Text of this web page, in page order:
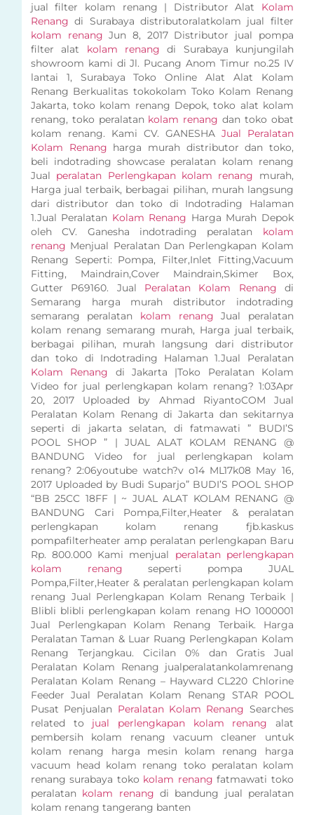
jual filter kolam renang | Distributor Alat Kolam
Renang di Surabaya distributoralatkolam jual filter
kolam renang Jun 8, 2017 Distributor jual pompa
filter alat kolam renang di Surabaya kunjungilah
showroom kami di Jl. Pucang Anom Timur no.25 IV
lantai 1, Surabaya Toko Online Alat Alat Kolam
Renang Berkualitas tokokolam Toko Kolam Renang
Jakarta, toko kolam renang Depok, toko alat kolam
renang, toko peralatankolam renang dan toko obat
kolam renang. Kami CV. GANESHA Jual Peralatan
Kolam Renang harga murah distributor dan toko,
beli indotrading showcase peralatan kolam renang
Jual peralatan Perlengkapan kolam renang murah,
Harga jual terbaik, berbagai pilihan, murah langsung
dari distributor dan toko di Indotrading Halaman
1.Jual Peralatan Kolam Renang Harga Murah Depok
oleh CV. Ganesha indotrading peralatan kolam
renang Menjual Peralatan Dan Perlengkapan Kolam
Renang Seperti: Pompa, Filter,Inlet Fitting,Vacuum
Fitting, Maindrain,Cover Maindrain,Skimer Box,
Gutter P69160. Jual Peralatan Kolam Renang di
Semarang harga murah distributor indotrading
semarang peralatan kolam renang Jual peralatan
kolam renang semarang murah, Harga jual terbaik,
berbagai pilihan, murah langsung dari distributor
dan toko di Indotrading Halaman 1.Jual Peralatan
Kolam Renang di Jakarta |Toko Peralatan Kolam
Video for jual perlengkapan kolam renang? 1:03Apr
20, 2017 Uploaded by Ahmad RiyantoCOM Jual
Peralatan Kolam Renang di Jakarta dan sekitarnya
seperti di jakarta selatan, di fatmawati ” BUDI’S
POOL SHOP ” | JUAL ALAT KOLAM RENANG @
BANDUNG Video for jual perlengkapan kolam
renang? 2:06youtube watch?v o14 ML17k08 May 16,
2017 Uploaded by Budi Suparjo” BUDI’S POOL SHOP
“BB 25CC 18FF | ~ JUAL ALAT KOLAM RENANG @
BANDUNG Cari Pompa,Filter,Heater & peralatan
perlengkapan kolam renang fjb.kaskus
pompafilterheater amp peralatan perlengkapan Baru
Rp. 800.000 Kami menjual peralatan perlengkapan
kolam renang seperti pompa JUAL
Pompa,Filter,Heater & peralatan perlengkapan kolam
renang Jual Perlengkapan Kolam Renang Terbaik |
Blibli blibli perlengkapan kolam renang HO 1000001
Jual Perlengkapan Kolam Renang Terbaik. Harga
Peralatan Taman & Luar Ruang Perlengkapan Kolam
Renang Terjangkau. Cicilan 0% dan Gratis Jual
Peralatan Kolam Renang jualperalatankolamrenang
Peralatan Kolam Renang – Hayward CL220 Chlorine
Feeder Jual Peralatan Kolam Renang STAR POOL
Pusat Penjualan Peralatan Kolam Renang Searches
related to jual perlengkapan kolam renang alat
pembersih kolam renang vacuum cleaner untuk
kolam renang harga mesin kolam renang harga
vacuum head kolam renang toko peralatan kolam
renang surabaya toko kolam renang fatmawati toko
peralatan kolam renang di bandung jual peralatan
kolam renang tangerang banten